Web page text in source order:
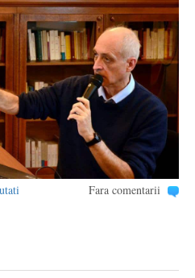
Fara comentarii